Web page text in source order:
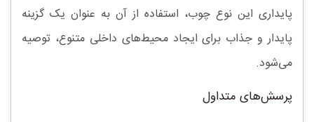
پایداری این نوع چوب، استفاده از آن به عنوان یک گزینه
پایدار و جذاب برای ایجاد محیط‌های داخلی متنوع، توصیه
می‌شود.
پرسش‌های متداول